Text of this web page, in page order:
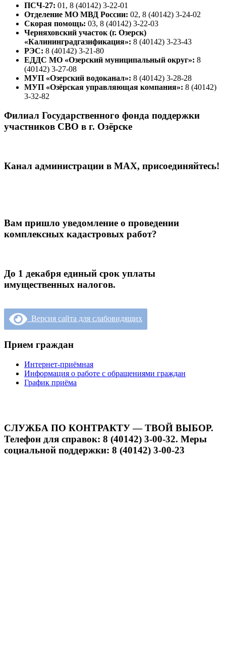
ПСЧ-27: 01, 8 (40142) 3-22-01
Отделение МО МВД России: 02, 8 (40142) 3-24-02
Скорая помощь: 03, 8 (40142) 3-22-03
Черняховский участок (г. Озерск)
«Калининградгазификация»: 8 (40142) 3-23-43
РЭС: 8 (40142) 3-21-80
ЕДДС МО «Озерский муниципальный округ»: 8
(40142) 3-27-08
МУП «Озерский водоканал»: 8 (40142) 3-28-28
МУП «Озёрская управляющая компания»: 8 (40142)
3-32-82
Филиал Государственного фонда поддержки
участников СВО в г. Озёрске
Канал администрации в МАХ, присоединяйтесь!
Вам пришло уведомление о проведении
комплексных кадастровых работ?
До 1 декабря единый срок уплаты
имущественных налогов.
Версия сайта для слабовидящих
Прием граждан
Интернет-приёмная
Информация о работе с обращениями граждан
График приёма
СЛУЖБА ПО КОНТРАКТУ — ТВОЙ ВЫБОР.
Телефон для справок: 8 (40142) 3-00-32. Меры
социальной поддержки: 8 (40142) 3-00-23